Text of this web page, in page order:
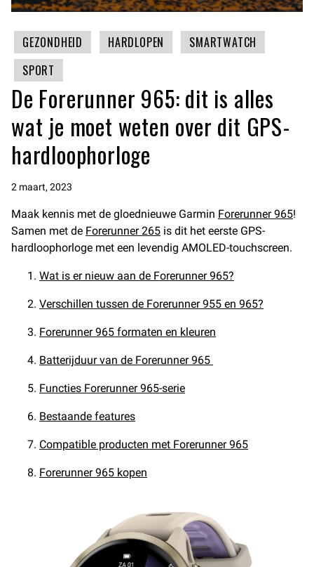
GEZONDHEID HARDLOPEN
SMARTWATCH
SPORT
De Forerunner 965: dit is alles
wat je moet weten over dit GPS-
hardloophorloge
2 maart, 2023
Maak kennis met de gloednieuwe Garmin Forerunner 965!
Samen met de Forerunner 265 is dit het eerste GPS-
hardloophorloge met een levendig AMOLED-touchscreen.
Wat is er nieuw aan de Forerunner 965?
Verschillen tussen de Forerunner 955 en 965?
Forerunner 965 formaten en kleuren
Batterijduur van de Forerunner 965
Functies Forerunner 965-serie
Bestaande features
Compatible producten met Forerunner 965
Forerunner 965 kopen